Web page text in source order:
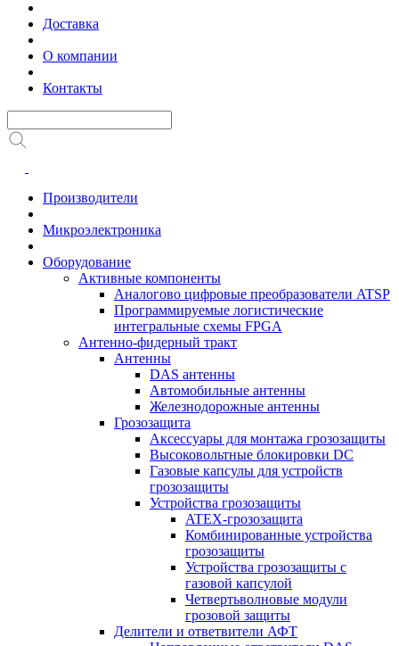
Доставка
О компании
Контакты
Производители
Микроэлектроника
Оборудование
Активные компоненты
Аналогово цифровые преобразователи ATSP
Программируемые логистические
интегральные схемы FPGA
Антенно-фидерный тракт
Антенны
DAS антенны
Автомобильные антенны
Железнодорожные антенны
Грозозащита
Аксессуары для монтажа грозозащиты
Высоковольтные блокировки DC
Газовые капсулы для устройств
грозозащиты
Устройства грозозащиты
ATEX-грозозащита
Комбинированные устройства
грозозащиты
Устройства грозозащиты с
газовой капсулой
Четвертьволновые модули
грозовой защиты
Делители и ответвители АФТ